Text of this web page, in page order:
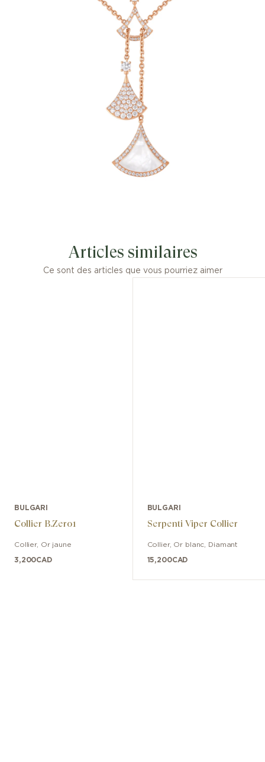
l’italienne, le collier Divas' Dream en or
rose 18 K rend hommage aux divas les
plus fascinantes avec un charme
romain inimitable. Inspiré par
l'élégance féminine, l'emblématique
motif en forme d'éventail de la
collection se décline de trois façons
différentes, à savoir un élément ajouré
et deux pendentifs, l'un serti d'un
élément en nacre et l'autre pavé
diamants. Une signature inimitable qui
évoque le motif sensuel des mosaïques
de Caracalla de Rome, en hommage à
Articles similaires
Ce sont des articles que vous pourriez aimer
BULGARI
Collier B.Zero1
Collier, Or jaune
3,200CAD
BULGARI
Serpenti Viper Collier
Collier, Or blanc Diamant
15,200CAD